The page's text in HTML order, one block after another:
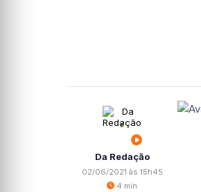
Da Redação
02/06/2021 às 15h45
4 min